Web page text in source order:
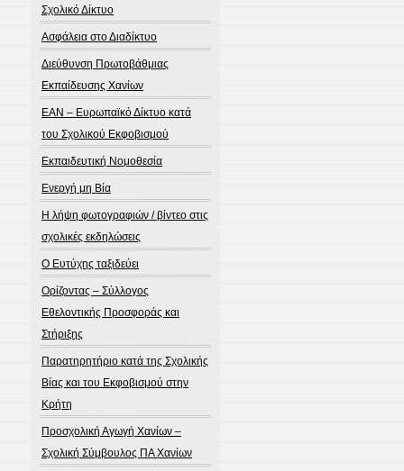
Σχολικό Δίκτυο
Ασφάλεια στο Διαδίκτυο
Διεύθυνση Πρωτοβάθμιας
Εκπαίδευσης Χανίων
ΕΑΝ – Ευρωπαϊκό Δίκτυο κατά
του Σχολικού Εκφοβισμού
Εκπαιδευτική Νομοθεσία
Ενεργή μη Βία
Η λήψη φωτογραφιών / βίντεο στις
σχολικές εκδηλώσεις
Ο Ευτύχης ταξιδεύει
Ορίζοντας – Σύλλογος
Εθελοντικής Προσφοράς και
Στήριξης
Παρατηρητήριο κατά της Σχολικής
Βίας και του Εκφοβισμού στην
Κρήτη
Προσχολική Αγωγή Χανίων –
Σχολική Σύμβουλος ΠΑ Χανίων